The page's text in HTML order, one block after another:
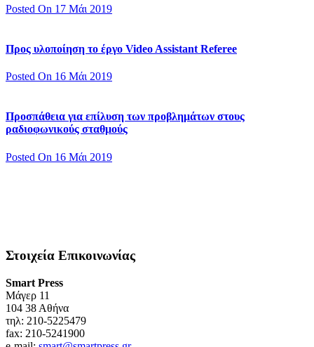
Posted On 17 Μάι 2019
Προς υλοποίηση το έργο Video Assistant Referee
Posted On 16 Μάι 2019
Προσπάθεια για επίλυση των προβλημάτων στους
ραδιοφωνικούς σταθμούς
Posted On 16 Μάι 2019
Στοιχεία Επικοινωνίας
Smart Press
Mάγερ 11
104 38 Αθήνα
τηλ: 210-5225479
fax: 210-5241900